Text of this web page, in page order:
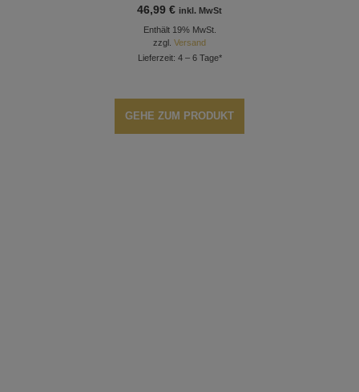
46,99€ inkl. MwSt
Enthält 19% MwSt.
zzgl.Versand
Lieferzeit: 4 – 6 Tage*
GEHE ZUM PRODUKT